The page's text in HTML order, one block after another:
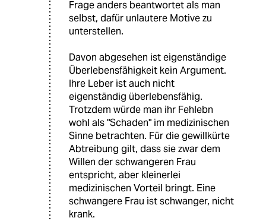
Frage anders beantwortet als man
selbst, dafür unlautere Motive zu
unterstellen.
Davon abgesehen ist eigenständige
Überlebensfähigkeit kein Argument.
Ihre Leber ist auch nicht
eigenständig überlebensfähig.
Trotzdem würde man ihr Fehlebn
wohl als "Schaden" im medizinischen
Sinne betrachten. Für die gewillkürte
Abtreibung gilt, dass sie zwar dem
Willen der schwangeren Frau
entspricht, aber kleinerlei
medizinischen Vorteil bringt. Eine
schwangere Frau ist schwanger, nicht
krank.